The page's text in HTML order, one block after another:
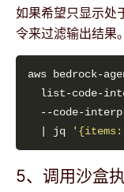
如果希望只显示处
令来过滤输出结果。
aws bedrock-
list-code-
--code-
  | jq
5、调用沙盒